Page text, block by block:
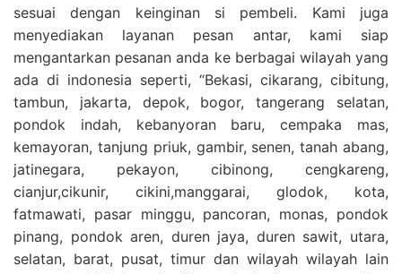
sesuai dengan keinginan si pembeli. Kami juga
menyediakan layanan pesan antar, kami siap
mengantarkan pesanan anda ke berbagai wilayah yang
ada di indonesia seperti, “Bekasi, cikarang, cibitung,
tambun, jakarta, depok, bogor, tangerang selatan,
pondok indah, kebanyoran baru, cempaka mas,
kemayoran, tanjung priuk, gambir, senen, tanah abang,
jatinegara, pekayon, cibinong, cengkareng,
cianjur,cikunir, cikini,manggarai, glodok, kota,
fatmawati, pasar minggu, pancoran, monas, pondok
pinang, pondok aren, duren jaya, duren sawit, utara,
selatan, barat, pusat, timur dan wilayah wilayah lain